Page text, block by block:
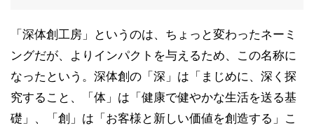
「深体創工房」というのは、ちょっと変わったネーミ
ングだが、よりインパクトを与えるため、この名称に
なったという。深体創の「深」は「まじめに、深く探
究すること、「体」は「健康で健やかな生活を送る基
礎」、「創」は「お客様と新しい価値を創造する」こ